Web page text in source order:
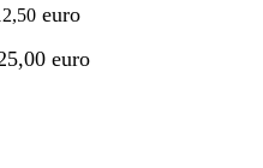
euro
euro